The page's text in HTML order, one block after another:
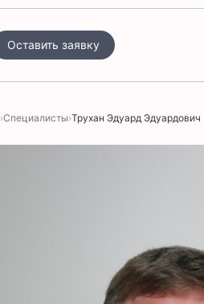
Оставить заявку
›Специалисты›Трухан Эдуард Эдуардович